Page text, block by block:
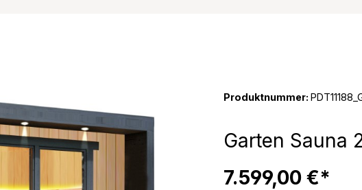
Produktnummer:
Garten Sauna
7.599,00 €*